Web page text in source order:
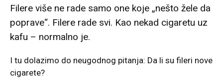
Filere više ne rade samo one koje „nešto žele da
poprave“. Filere rade svi. Kao nekad cigaretu uz
kafu – normalno je.
I tu dolazimo do neugodnog pitanja: Da li su fileri nove
cigarete?